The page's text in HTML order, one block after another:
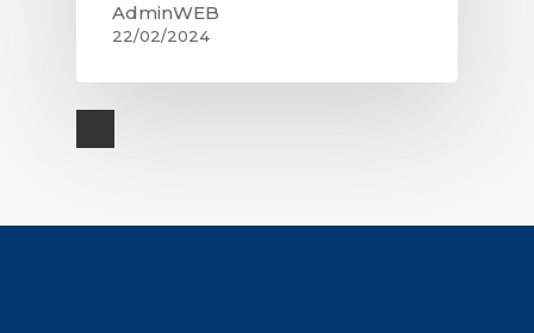
AdminWEB
22/02/2024